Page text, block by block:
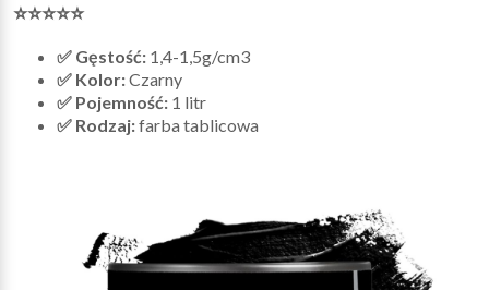
⭐⭐⭐⭐⭐
✅ Gęstość: 1,4-1,5g/cm3
✅ Kolor:Czarny
✅ Pojemność: 1 litr
✅ Rodzaj:farba tablicowa